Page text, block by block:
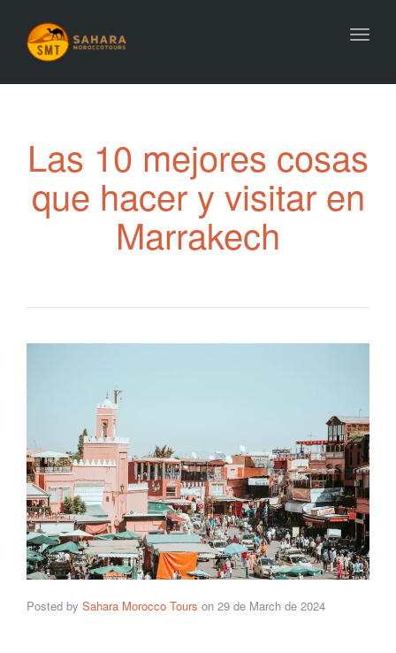
Las 10 mejores cosas
que hacer y visitar en
Marrakech
Posted by Sahara Morocco Tours on 29 de March de 2024